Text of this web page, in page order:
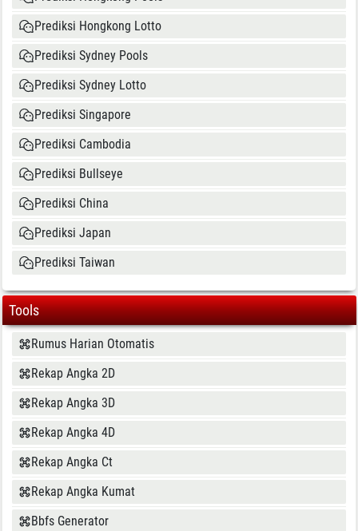
Prediksi Hongkong Lotto
Prediksi Sydney Pools
Prediksi Sydney Lotto
Prediksi Singapore
Prediksi Cambodia
Prediksi Bullseye
Prediksi China
Prediksi Japan
Prediksi Taiwan
Tools
Rumus Harian Otomatis
Rekap Angka 2D
Rekap Angka 3D
Rekap Angka 4D
Rekap Angka Ct
Rekap Angka Kumat
Bbfs Generator